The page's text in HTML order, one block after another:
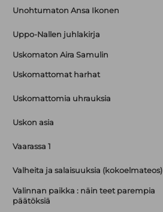
Unohtumaton Ansa Ikonen
Uppo-Nallen juhlakirja
Uskomaton Aira Samulin
Uskomattomat harhat
Uskomattomia uhrauksia
Uskon asia
Vaarassa 1
Valheita ja salaisuuksia (kokoelmateos)
Valinnan paikka : näin teet parempia
päätöksiä